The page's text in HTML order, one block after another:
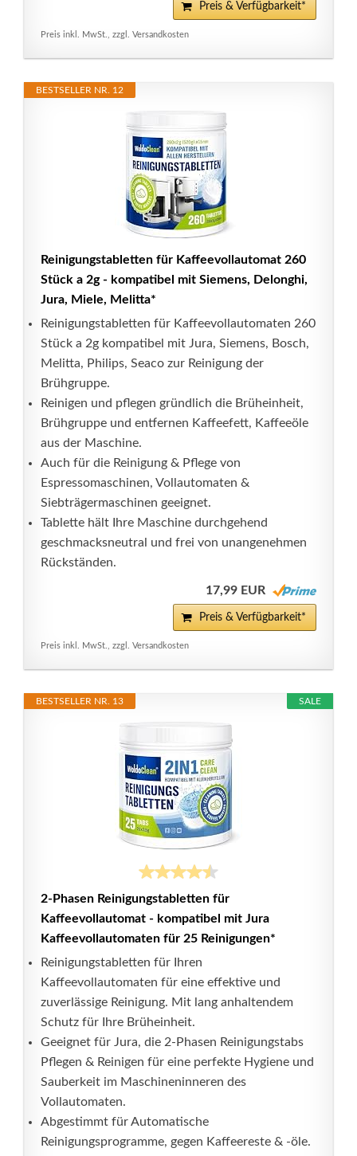
Preis & Verfügbarkeit*
Preis inkl. MwSt., zzgl. Versandkosten
BESTSELLER NR. 12
Reinigungstabletten für Kaffeevollautomat 260
Stück a 2g - kompatibel mit Siemens, Delonghi,
Jura, Miele, Melitta*
Reinigungstabletten für Kaffeevollautomaten 260
Stück a 2g kompatibel mit Jura, Siemens, Bosch,
Melitta, Philips, Seaco zur Reinigung der
Brühgruppe.
Reinigen und pflegen gründlich die Brüheinheit,
Brühgruppe und entfernen Kaffeefett, Kaffeeöle
aus der Maschine.
Auch für die Reinigung & Pflege von
Espressomaschinen, Vollautomaten &
Siebträgermaschinen geeignet.
Tablette hält Ihre Maschine durchgehend
geschmacksneutral und frei von unangenehmen
Rückständen.
17,99 EUR
Preis & Verfügbarkeit*
Preis inkl. MwSt., zzgl. Versandkosten
SALE
BESTSELLER NR. 13
2-Phasen Reinigungstabletten für
Kaffeevollautomat - kompatibel mit Jura
Kaffeevollautomaten für 25 Reinigungen*
Reinigungstabletten für Ihren
Kaffeevollautomaten für eine effektive und
zuverlässige Reinigung. Mit lang anhaltendem
Schutz für Ihre Brüheinheit.
Geeignet für Jura, die 2-Phasen Reinigungstabs
Pflegen & Reinigen für eine perfekte Hygiene und
Sauberkeit im Maschineninneren des
Vollautomaten.
Abgestimmt für Automatische
Reinigungsprogramme, gegen Kaffeereste & -öle.